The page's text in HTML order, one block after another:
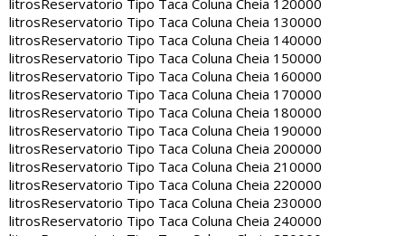
litrosReservatorio Tipo Taca Coluna Cheia 120000
litrosReservatorio Tipo Taca Coluna Cheia 130000
litrosReservatorio Tipo Taca Coluna Cheia 140000
litrosReservatorio Tipo Taca Coluna Cheia 150000
litrosReservatorio Tipo Taca Coluna Cheia 160000
litrosReservatorio Tipo Taca Coluna Cheia 170000
litrosReservatorio Tipo Taca Coluna Cheia 180000
litrosReservatorio Tipo Taca Coluna Cheia 190000
litrosReservatorio Tipo Taca Coluna Cheia 200000
litrosReservatorio Tipo Taca Coluna Cheia 210000
litrosReservatorio Tipo Taca Coluna Cheia 220000
litrosReservatorio Tipo Taca Coluna Cheia 230000
litrosReservatorio Tipo Taca Coluna Cheia 240000